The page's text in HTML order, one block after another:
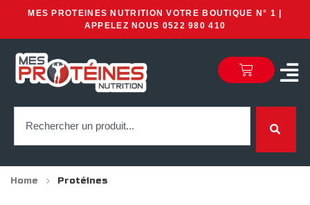
MES PROTEINES NUTRITION VOTRE BOUTIQUE N° 1 |
APPELEZ NOUS 0522 980 410
Home Protéines